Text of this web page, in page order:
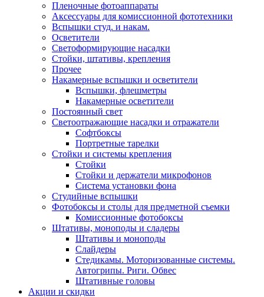
Пленочные фотоаппараты
Аксессуары для комиссионной фототехники
Вспышки студ. и накам.
Осветители
Светоформирующие насадки
Стойки, штативы, крепления
Прочее
Накамерные вспышки и осветители
Вспышки, флешметры
Накамерные осветители
Постоянный свет
Светоотражающие насадки и отражатели
Софтбоксы
Портретные тарелки
Стойки и системы крепления
Стойки
Стойки и держатели микрофонов
Система установки фона
Студийные вспышки
Фотобоксы и столы для предметной съемки
Комиссионные фотобоксы
Штативы, моноподы и сладеры
Штативы и моноподы
Слайдеры
Стедикамы. Моторизованные системы.
Автогрипы. Риги. Обвес
Штативные головы
Акции и скидки